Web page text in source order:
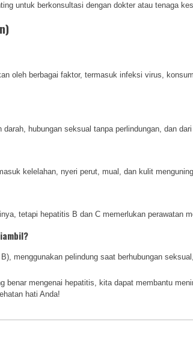
untuk berkonsultasi dengan dokter atau tenaga
oleh berbagai faktor, termasuk infeksi virus,
hubungan seksual tanpa perlindungan, dan
kelelahan, nyeri perut, mual, dan kulit
tetapi hepatitis B dan C memerlukan perawatan
menggunakan pelindung saat berhubungan
benar mengenai hepatitis, kita dapat membantu
hati Anda!